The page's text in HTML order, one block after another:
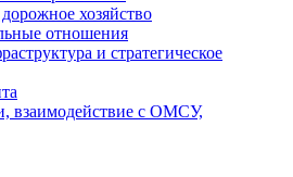
хозяйство
отношения
и стратегическое
взаимодействие с ОМСУ,